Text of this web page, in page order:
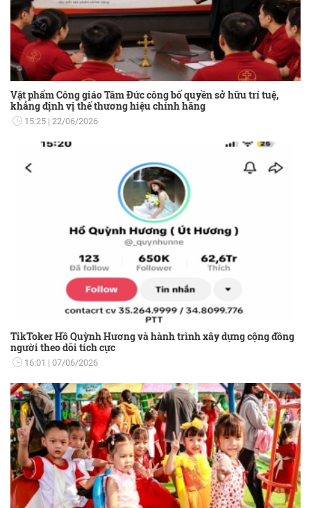
Vật phẩm Công giáo Tâm Đức công bố quyền sở hữu trí tuệ,
khẳng định vị thế thương hiệu chính hãng
15:25 22/06/2026
TikToker Hồ Quỳnh Hương và hành trình xây dựng cộng đồng
người theo dõi tích cực
16:01 07/06/2026